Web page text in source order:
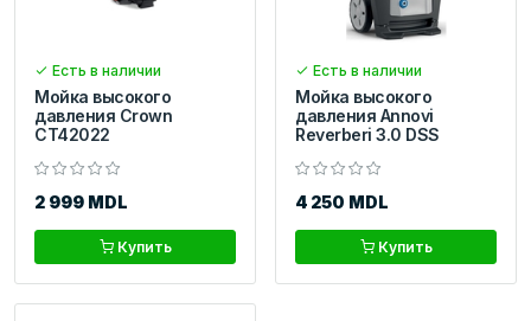
Есть в наличии
Мойка высокого
давления Crown
CT42022
2 999 MDL
Купить
Есть в наличии
Мойка высокого
давления Annovi
Reverberi 3.0 DSS
4 250 MDL
Купить